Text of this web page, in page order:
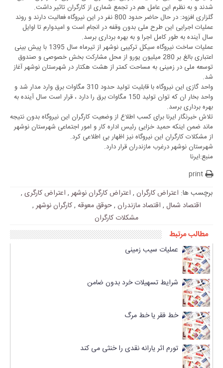
شدند و به نظرم این عامل هم در تجمع شماری از کارگران تاثیر داشت.
گلزاری افزود: در حال حاضر حدود 800 نفر در این نیروگاه فعالیت دارند و روند
عملیات اجرایی این طرح ملی بدون وقفه در انجام است و امیدوارم تا اوایل
سال آینده به طور کامل اجرا و به بهره برداری برسد.
عملیات ساخت نیروگاه سیکل ترکیبی نوشهر از تیرماه سال 1395 با پیش بینی
اعتباری بالغ بر 280 میلیون یورو از محل مشارکت بخش خصوصی و صندوق
توسعه ملی در زمینی به مساحت کمتر از هشت هکتار در شهرستان نوشهر آغاز
شد.
واحد گازی این نیروگاه با قابلیت تولید حدود 310 مگاوات برق وارد مدار شد و
واحد بخار ان که توان تولید 150 مگاوات برق را دارد ، قرار است سال آینده به
بهره برداری برسد.
تلاش خبرنگار ایرنا برای کسب اطلاع از وضعیت کارگران این نیروگاه بدون نتیجه
ماند ضمن اینکه حمید خزایی رئیس اداره کار و امور اجتماعی شهرستان نوشهر
از مشکلات کارگران این نیروگاه نیز اظهار بی اطلاعی کرد.
شهرستان نوشهر درغرب مازندران قرار دارد.
منبع:ایرنا
print
برچسب ها: اعتراض کارگران , اعتراض کارگران نوشهر, اعتراض کارگری ,
اقتصاد شمال , اقتصاد مازندران ,حوقق معوقه ,کارگران نوشهر,
مشکلات کارگران
مطالب مرتبط
عملیات سیب زمینی
شرایط تسهیلات خرد بدون ضامن
خط فقر یا خط مرگ
تورم اثر یارانه نقدی را خنثی می کند